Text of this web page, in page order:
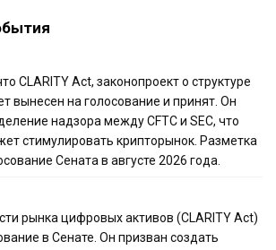
CLARITY Act, законопроект о структуре
вынесен на голосование и принят. Он
надзора между CFTC и SEC, что
стимулировать крипторынок. Разметка
Сената в августе 2026 года.
рынка цифровых активов (CLARITY Act)
в Сенате. Он призван создать